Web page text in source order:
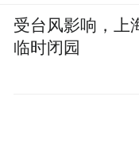
受台风影响，上
临时闭园